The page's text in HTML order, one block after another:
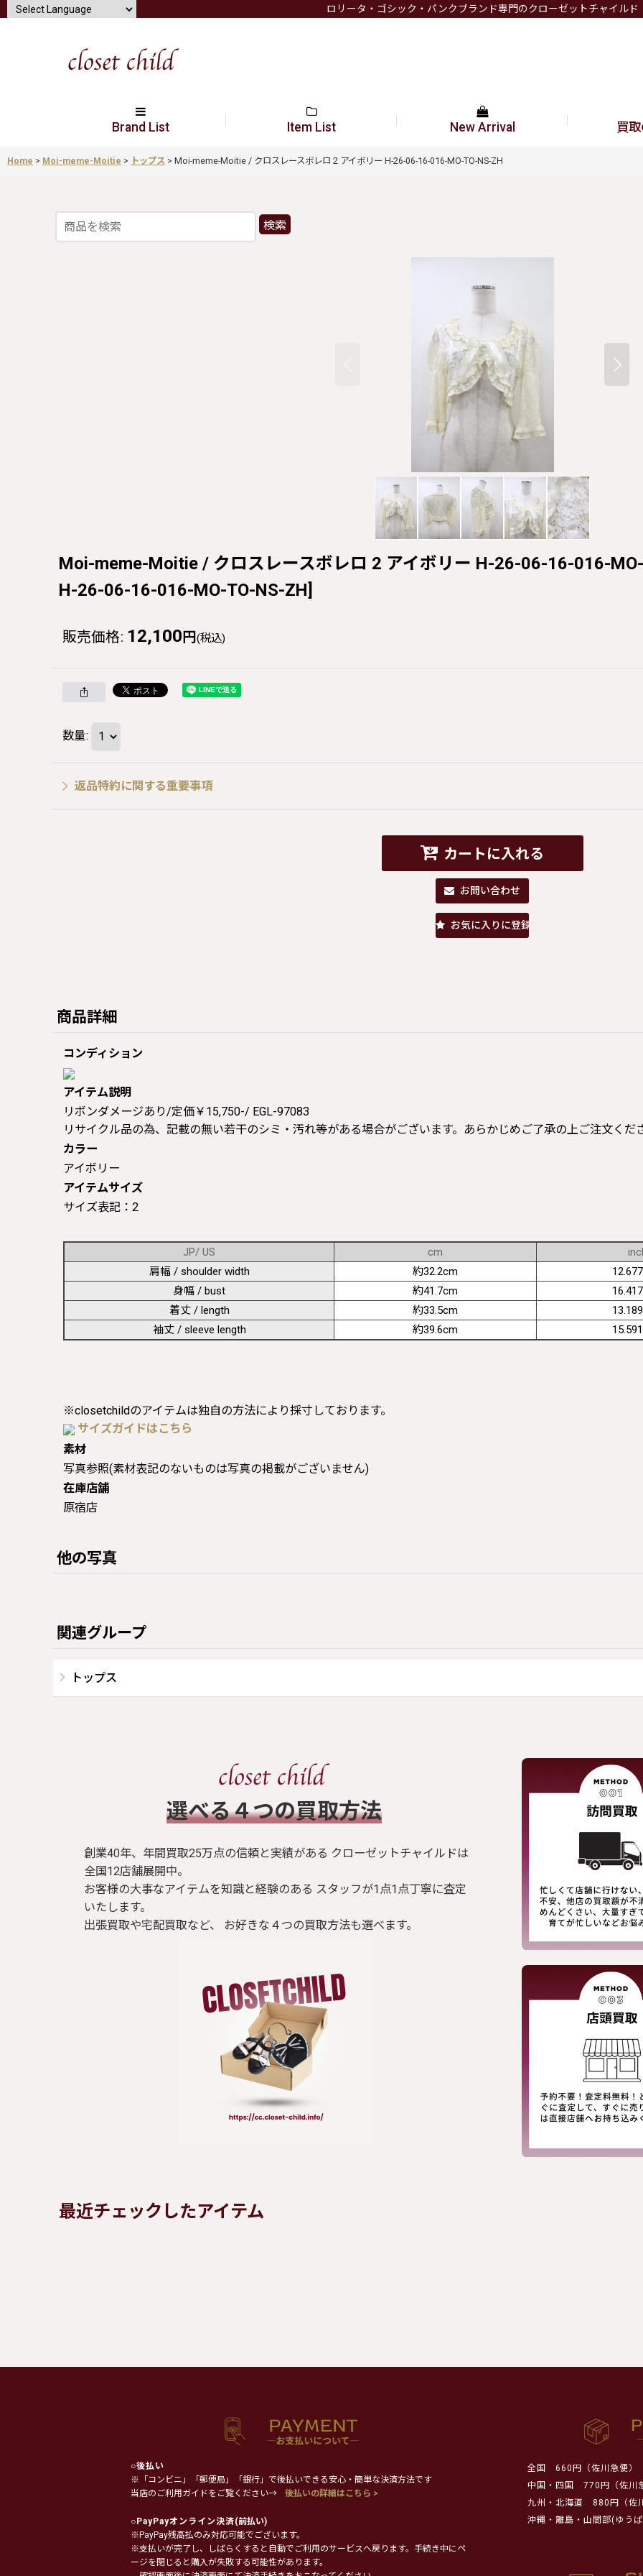
ロリータ・ゴシック・パンクブランド専門のクローゼットチャイルド
Brand List Item List New Arrival 買
Home > Moi-meme-Moitie > トップス > Moi-meme-Moitie / クロスレースボレロ 2 アイボリー H-26-06-16-016-MO-TO-NS-ZH
検索
Moi-meme-Moitie / クロスレースボレロ 2 アイボリー H-26-06-16-016-
H-26-06-16-016-MO-TO-NS-ZH]
販売価格: 12,100 円 (税込)
数量:
返品特約に関する重要事項
カートに入れる
お問い合わせ
お気に入りに登録
商品詳細
コンディション
アイテム説明
リボンダメージあり/定価￥15,750-/ EGL-97083
リサイクル品の為、記載の無い若干のシミ・汚れ等がある場合がございます。あらかじめご了承の上ご注文くだ
カラー
アイボリー
アイテムサイズ
サイズ表記：2
JP/ US cm
肩幅 / shoulder width
約32.2cm
身幅 / bust
約41.7cm
着丈 / length
約33.5cm
袖丈 / sleeve length
約39.6cm
※closetchildのアイテムは独自の方法により採寸しております。
サイズガイドはこちら
素材
写真参照(素材表記のないものは写真の掲載がございません)
在庫店舗
原宿店
他の写真
関連グループ
トップス
​選べる４つの買取方法
創業40年、年間買取25万点の信頼と実績がある クローゼットチャイルドは
全国12店舗展開中。
お客様の大事なアイテムを知識と経験のある スタッフが1点1点丁寧に査定
いたします。
出張買取や宅配買取など、 お好きな４つの買取方法も選べます。
最近チェックしたアイテム
○後払い
※「コンビニ」「郵便局」「銀行」で後払いできる安心・簡単な決済方法です
当店のご利用ガイドをご覧ください→
後払いの詳細はこちら >
○PayPayオンライン決済(前払い)
※PayPay残高払のみ対応可能でございます。
※支払いが完了し、しばらくすると自動でご利用のサービスへ戻ります。手続き中にペ
ージを閉じると購入が失敗する可能性があります。
全国
660円（佐川急便）
中国・四国
770円（佐川
九州・北海道
880円（佐
沖縄・離島・山間部(ゆう